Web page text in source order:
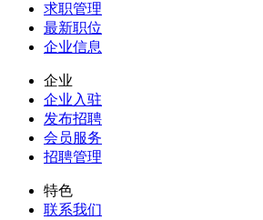
求职管理
最新职位
企业信息
企业
企业入驻
发布招聘
会员服务
招聘管理
特色
联系我们